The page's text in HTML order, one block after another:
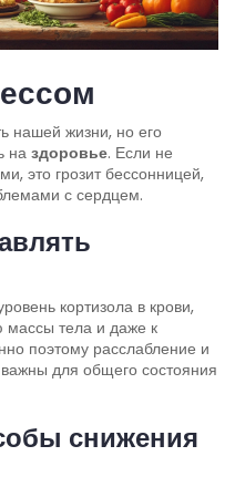
нашей жизни, но его
на здоровье. Если не
это грозит бессонницей,
с сердцем.
кортизола в крови,
массы тела и даже к
поэтому расслабление и
для общего состояния
снижения